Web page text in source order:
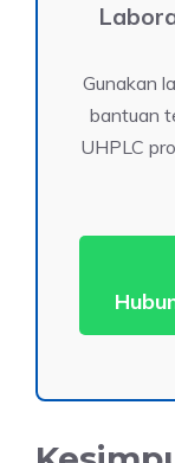
Gunakan
bantuan
UHPLC